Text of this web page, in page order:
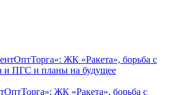
ЖК «Ракета», борьба с